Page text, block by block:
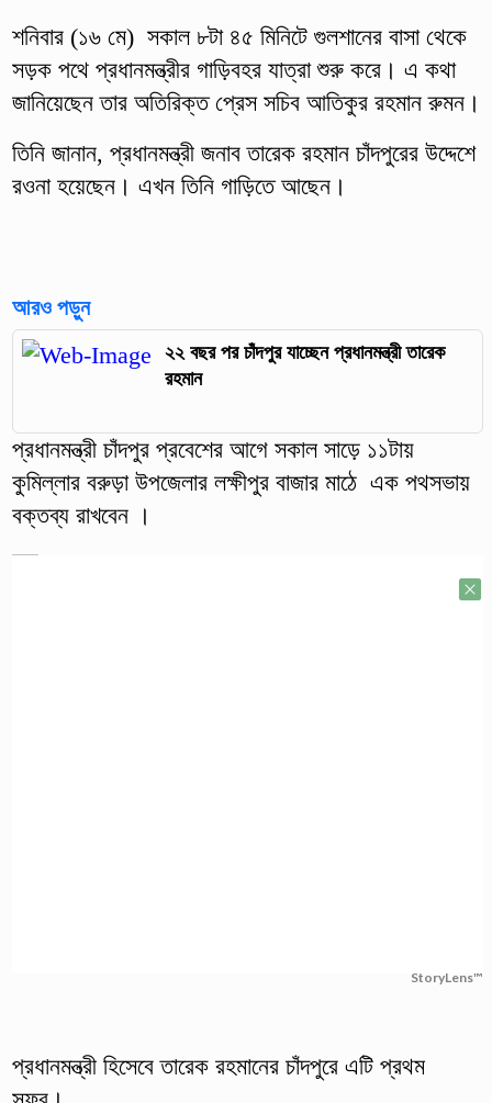
শনিবার (১৬ মে) সকাল ৮টা ৪৫ মিনিটে গুলশানের বাসা থেকে
সড়ক পথে প্রধানমন্ত্রীর গাড়িবহর যাত্রা শুরু করে। এ কথা
জানিয়েছেন তার অতিরিক্ত প্রেস সচিব আতিকুর রহমান রুমন।
তিনি জানান, প্রধানমন্ত্রী জনাব তারেক রহমান চাঁদপুরের উদ্দেশে
রওনা হয়েছেন। এখন তিনি গাড়িতে আছেন।
আরও পড়ুন
২২ বছর পর চাঁদপুর যাচ্ছেন প্রধানমন্ত্রী তারেক
রহমান
প্রধানমন্ত্রী চাঁদপুর প্রবেশের আগে সকাল সাড়ে ১১টায়
কুমিল্লার বরুড়া উপজেলার লক্ষীপুর বাজার মাঠে এক পথসভায়
বক্তব্য রাখবেন ।
StoryLens™
প্রধানমন্ত্রী হিসেবে তারেক রহমানের চাঁদপুরে এটি প্রথম